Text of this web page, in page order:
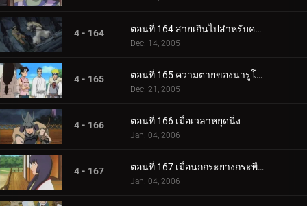
4 - 164 ตอนที่ 164 สายเกินไปสำหรับความช่วยเหลือ
Dec. 14, 2005
4 - 165 ตอนที่ 165 ความตายของนารูโตะ
Dec. 21, 2005
4 - 166 ตอนที่ 166 เมื่อเวลาหยุดนิ่ง
Jan. 04, 2006
4 - 167 ตอนที่ 167 เมื่อนกกระยางกระพือปีก
Jan. 04, 2006